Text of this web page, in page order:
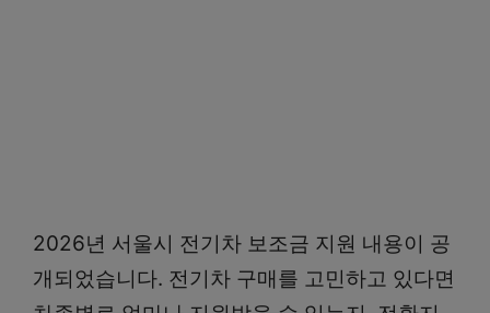
2026년 서울시 전기차 보조금 지원 내용이 공
개되었습니다. 전기차 구매를 고민하고 있다면